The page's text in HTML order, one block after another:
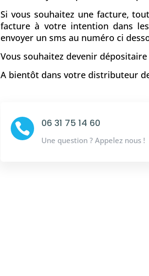
Si vous souhaitez une facture,
facture à votre intention dans
envoyer un sms au numéro ci
Vous souhaitez devenir dépositaire
A bientôt dans votre distributeur
 06 31 75 14 60
Une question ? Appelez nous !